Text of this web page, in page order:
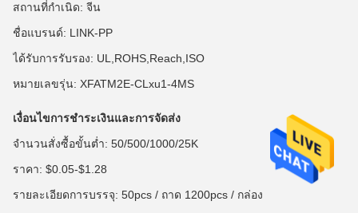
สถานที่กำเนิด: จีน
ชื่อแบรนด์: LINK-PP
ได้รับการรับรอง: UL,ROHS,Reach,ISO
หมายเลขรุ่น: XFATM2E-CLxu1-4MS
เงื่อนไขการชำระเงินและการจัดส่ง
จำนวนสั่งซื้อขั้นต่ำ: 50/500/1000/25K
ราคา: $0.05-$1.28
รายละเอียดการบรรจุ: 50pcs / ถาด 1200pcs / กล่อง